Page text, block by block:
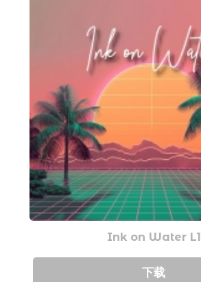
Ink on Water L1
下载